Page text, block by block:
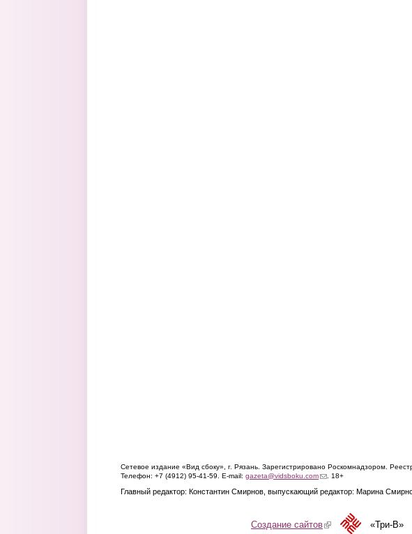
Сетевое издание «Вид сбоку», г. Рязань. Зарегистрировано Роскомнадзором.
Телефон: +7 (4912) 95-41-59. E-mail: gazeta@vidsboku.com(link sends e-mail)
. 18+
Главный редактор: Константин Смирнов, выпускающий редактор: Марина
Создание сайтов(link is external)«Три-В»